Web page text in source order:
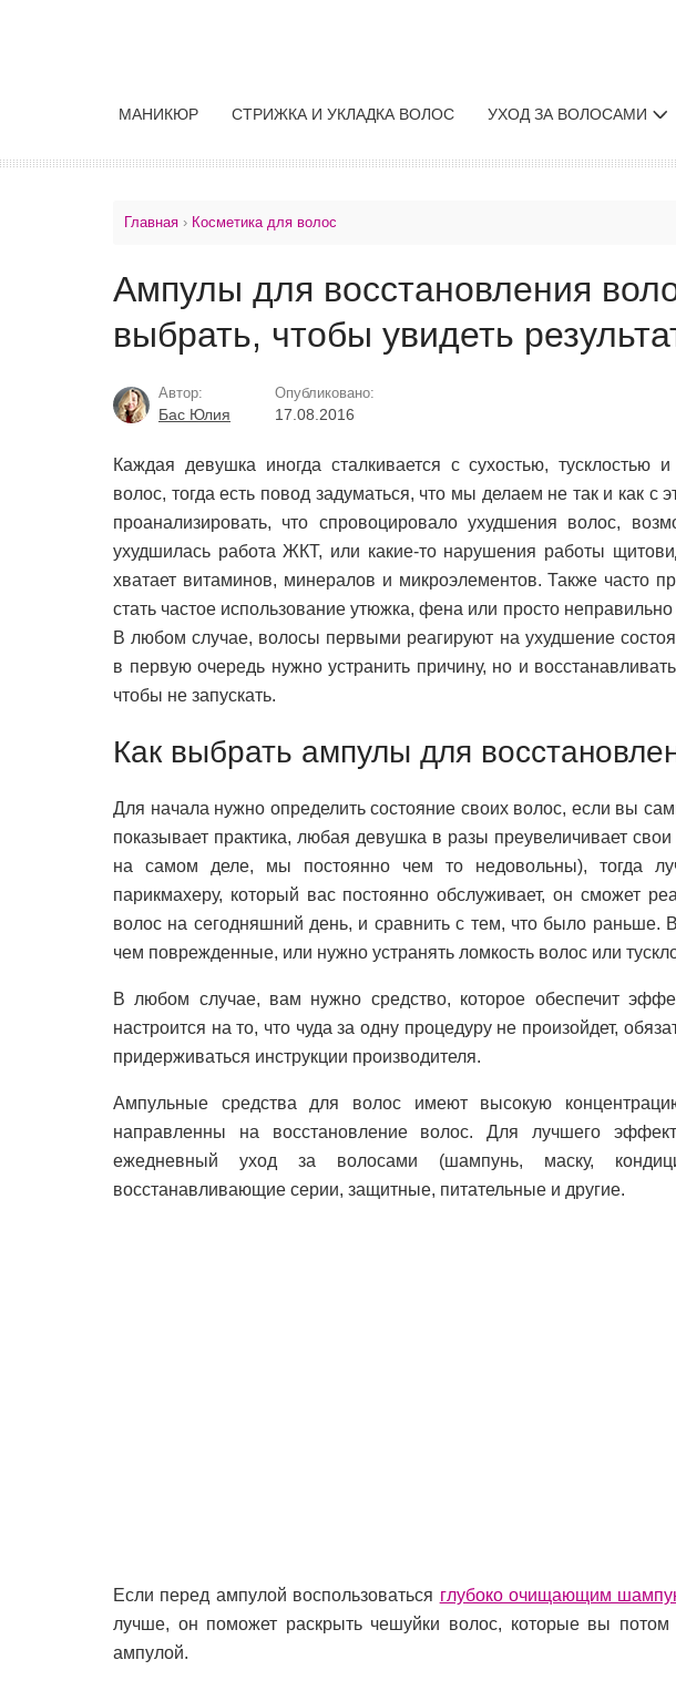
МАНИКЮР СТРИЖКА И УКЛАДКА ВОЛОС УХОД ЗА ВОЛОСАМИ
Главная › Косметика для волос
Ампулы для восстановления
выбрать, чтобы увидеть
Автор:
Бас Юлия
Опубликовано:
17.08.2016
Каждая девушка иногда сталкивается с сухостью, тусклостью
волос, тогда есть повод задуматься, что мы делаем не так и как с
проанализировать, что спровоцировало ухудшения волос,
ухудшилась работа ЖКТ, или какие-то нарушения работы
хватает витаминов, минералов и микроэлементов. Также часто
стать частое использование утюжка, фена или просто
В любом случае, волосы первыми реагируют на ухудшение
в первую очередь нужно устранить причину, но и
чтобы не запускать.
Как выбрать ампулы для
Для начала нужно определить состояние своих волос, если вы
показывает практика, любая девушка в разы преувеличивает
на самом деле, мы постоянно чем то недовольны), тогда
парикмахеру, который вас постоянно обслуживает, он сможет
волос на сегодняшний день, и сравнить с тем, что было раньше.
чем поврежденные, или нужно устранять ломкость волос или
В любом случае, вам нужно средство, которое обеспечит
настроится на то, что чуда за одну процедуру не произойдет,
придерживаться инструкции производителя.
Ампульные средства для волос имеют высокую
направленны на восстановление волос. Для лучшего
ежедневный уход за волосами (шампунь, маску,
восстанавливающие серии, защитные, питательные и другие.
Если перед ампулой воспользоваться глубоко очищающим
лучше, он поможет раскрыть чешуйки волос, которые вы потом
ампулой.